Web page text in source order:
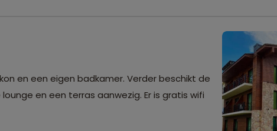
en een eigen badkamer. Verder beschikt de
en een terras aanwezig. Er is gratis wifi